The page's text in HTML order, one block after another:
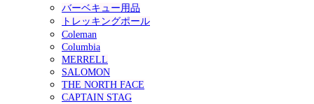
バーベキュー用品
トレッキングポール
Coleman
Columbia
MERRELL
SALOMON
THE NORTH FACE
CAPTAIN STAG